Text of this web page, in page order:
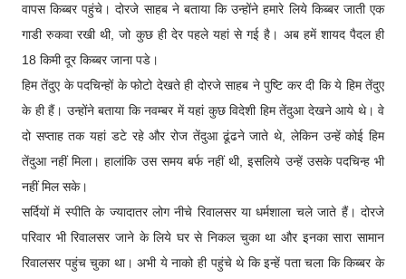
वापस किब्बर पहुंचे। दोरजे साहब ने बताया कि उन्होंने हमारे लिये किब्बर जाती एक
गाडी रुकवा रखी थी, जो कुछ ही देर पहले यहां से गई है। अब हमें शायद पैदल ही
18 किमी दूर किब्बर जाना पडे।
हिम तेंदुए के पदचिन्हों के फोटो देखते ही दोरजे साहब ने पुष्टि कर दी कि ये हिम तेंदुए
के ही हैं। उन्होंने बताया कि नवम्बर में यहां कुछ विदेशी हिम तेंदुआ देखने आये थे। वे
दो सप्ताह तक यहां डटे रहे और रोज तेंदुआ ढूंढने जाते थे, लेकिन उन्हें कोई हिम
तेंदुआ नहीं मिला। हालांकि उस समय बर्फ नहीं थी, इसलिये उन्हें उसके पदचिन्ह भी
नहीं मिल सके।
सर्दियों में स्पीति के ज्यादातर लोग नीचे रिवालसर या धर्मशाला चले जाते हैं। दोरजे
परिवार भी रिवालसर जाने के लिये घर से निकल चुका था और इनका सारा सामान
रिवालसर पहुंच चुका था। अभी ये नाको ही पहुंचे थे कि इन्हें पता चला कि किब्बर के